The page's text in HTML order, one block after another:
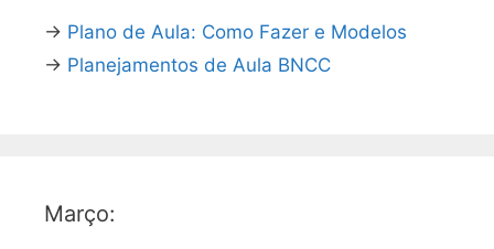
→ Plano de Aula: Como Fazer e Modelos
→ Planejamentos de Aula BNCC
Março: